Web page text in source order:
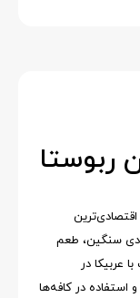
ربوستا
سنگین، طعم
عربیکا در
استفاده در کافه‌ها